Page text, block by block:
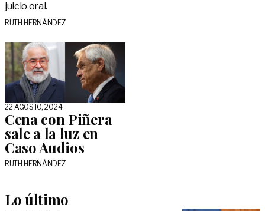
juicio oral.
RUTH HERNÁNDEZ
22 AGOSTO, 2024
Cena con Piñera
sale a la luz en
Caso Audios
RUTH HERNÁNDEZ
Lo último